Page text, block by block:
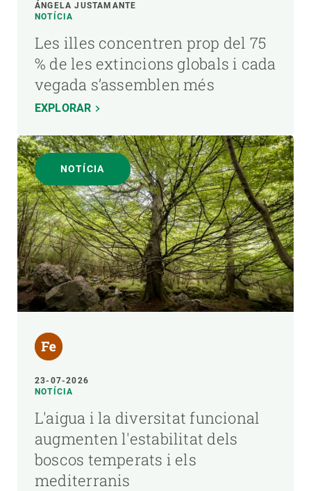
ÁNGELA JUSTAMANTE
NOTÍCIA
Les illes concentren prop del 75
% de les extincions globals i cada
vegada s’assemblen més
EXPLORAR
NOTÍCIA
23-07-2026
NOTÍCIA
L'aigua i la diversitat funcional
augmenten l'estabilitat dels
boscos temperats i els
mediterranis